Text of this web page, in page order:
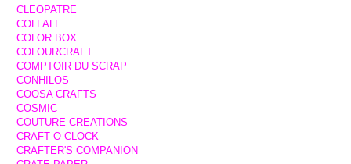
CLEOPATRE
COLLALL
COLOR BOX
COLOURCRAFT
COMPTOIR DU SCRAP
CONHILOS
COOSA CRAFTS
COSMIC
COUTURE CREATIONS
CRAFT O CLOCK
CRAFTER'S COMPANION